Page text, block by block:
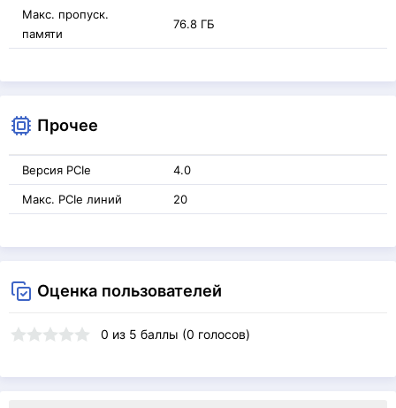
Макс. пропуск.
памяти
76.8 ГБ
Прочее
Версия PCIe 4.0
Макс. PCIe линий 20
Оценка пользователей
0 из 5 баллы (0 голосов)